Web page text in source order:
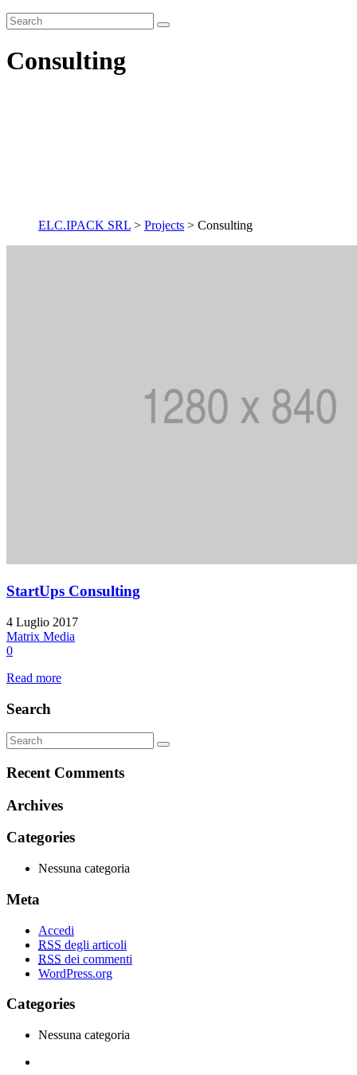
Consulting
ELC.IPACK SRL > Projects > Consulting
StartUps Consulting
4 Luglio 2017
Matrix Media
0
Read more
Search
Recent Comments
Archives
Categories
Nessuna categoria
Meta
Accedi
RSS degli articoli
RSS dei commenti
WordPress.org
Categories
Nessuna categoria